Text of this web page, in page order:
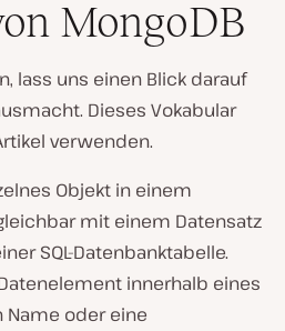
MongoDB
lass uns einen Blick darauf
Dieses Vokabular
verwenden.
Objekt in einem
mit einem Datensatz
SQL-Datenbanktabelle.
innerhalb eines
Name oder eine